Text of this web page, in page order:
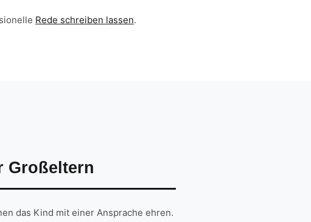
Rede schreiben lassen.
Großeltern
das Kind mit einer Ansprache ehren.